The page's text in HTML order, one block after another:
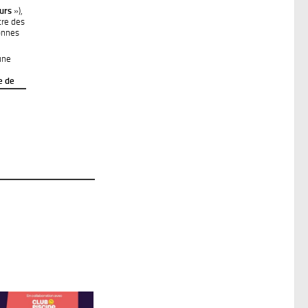
»),
des
de
entre
est
ne